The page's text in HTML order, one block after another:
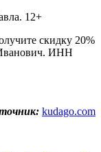
12+
скидку 20%
ИНН
kudago.com